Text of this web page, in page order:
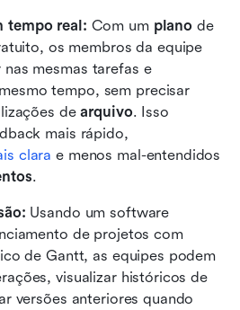
tempo real: Com um plano de
os membros da equipe
mesmas tarefas e
tempo, sem precisar
de arquivo. Isso
clara e menos mal-entendidos
.
Usando um software
de projetos com
de Gantt, as equipes podem
visualizar históricos de
versões anteriores quando